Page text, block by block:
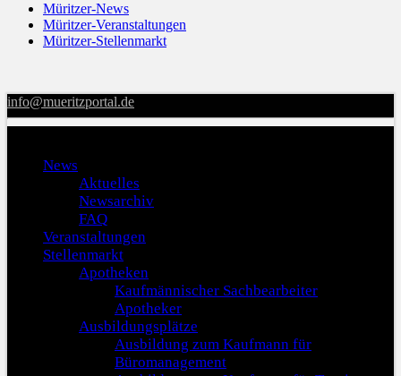
Müritzer-News
Müritzer-Veranstaltungen
Müritzer-Stellenmarkt
info@mueritzportal.de
News
Aktuelles
Newsarchiv
FAQ
Veranstaltungen
Stellenmarkt
Apotheken
Kaufmännischer Sachbearbeiter
Apotheker
Ausbildungsplätze
Ausbildung zum Kaufmann für
Büromanagement